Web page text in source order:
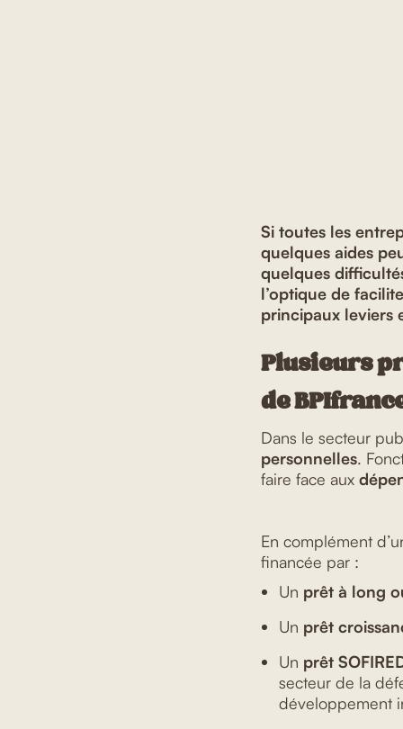
Si toutes les
quelques aides
quelques
l’optique de
principaux leviers
Plusieurs
de
Dans le secteur
personnelles.
faire face aux
En complément
financée par :
Un prêt à long
Un prêt
Un prêt
secteur de la
développement